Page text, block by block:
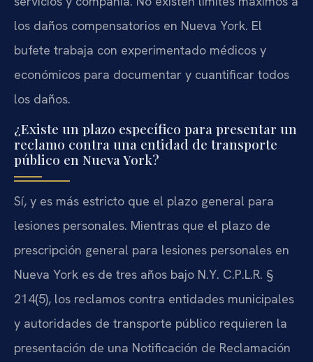
los daños compensatorios en Nueva York. El
bufete trabaja con experimentado médicos y
económicos para documentar y cuantificar todos
los daños.
¿Existe un plazo específico para presentar un
reclamo contra una entidad de transporte
público en Nueva York?
Sí, y es más estricto que el plazo general para
lesiones personales. Mientras que el plazo de
prescripción general para lesiones personales en
Nueva York es de tres años bajo N.Y. C.P.L.R. §
214(5), los reclamos contra entidades municipales
y autoridades de transporte público requieren la
presentación de una Notificación de Reclamación